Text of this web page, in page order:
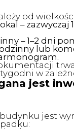
od
– zazwyczaj
– 1–2 dni
lub
w
jest
jest